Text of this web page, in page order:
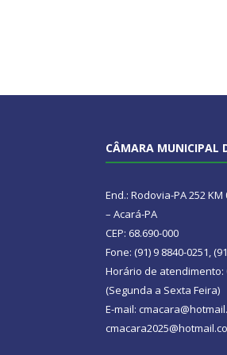
CÂMARA MUNICIPAL
End.: Rodovia-PA 252
– Acará-PA
CEP: 68.690-000
Fone: (91) 9 8840-0251,
Horário de atendimento:
(Segunda a Sexta Feira)
E-mail: